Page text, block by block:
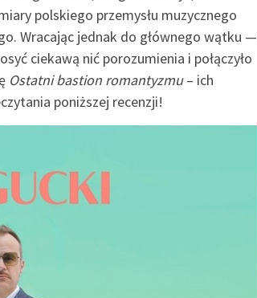
polskiego przemysłu muzycznego
Wracając jednak do głównego wątku —
ciekawą nić porozumienia i połączyło
Ostatni bastion romantyzmu– ich
poniższej recenzji!